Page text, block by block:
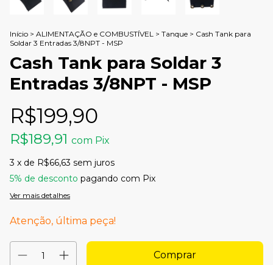
Início > ALIMENTAÇÃO e COMBUSTÍVEL > Tanque > Cash Tank para
Soldar 3 Entradas 3/8NPT - MSP
Cash Tank para Soldar 3
Entradas 3/8NPT - MSP
R$199,90
R$189,91 com Pix
3 x de R$66,63 sem juros
5% de desconto pagando com Pix
Ver mais detalhes
Atenção, última peça!